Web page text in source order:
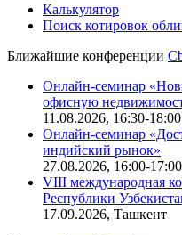
Калькулятор
Поиск котировок
Ближайшие конференции
Онлайн-семинар
офисную
11.08.2026, 16:30-
Онлайн-семинар
индийский рынок»
27.08.2026, 16:00-
VIII международная
Республики
17.09.2026, Ташкент